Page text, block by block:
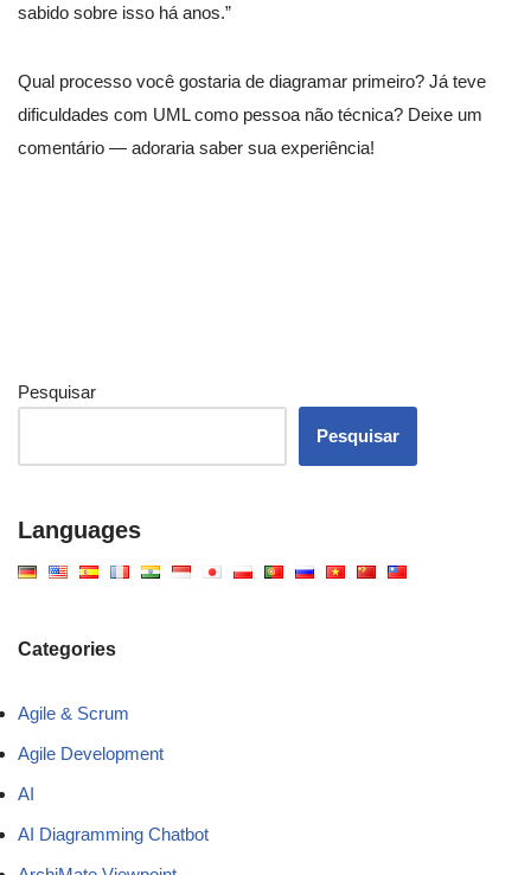
sabido sobre isso há anos.”
Qual processo você gostaria de diagramar primeiro? Já teve
dificuldades com UML como pessoa não técnica? Deixe um
comentário — adoraria saber sua experiência!
Pesquisar
Pesquisar
Languages
Categories
Agile & Scrum
Agile Development
AI
AI Diagramming Chatbot